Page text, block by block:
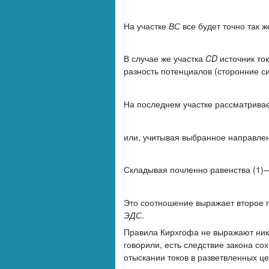
На участке ВС все будет точно так
В случае же участка CD источник
разность потенциалов (сторонние
На последнем участке
или, учитывая выбранное
Складывая почленно равенства
Это соотношение выражает второе
ЭДС.
Правила Кирхгофа не выражают
говорили, есть следствие закона
отыскании токов в разветвленных